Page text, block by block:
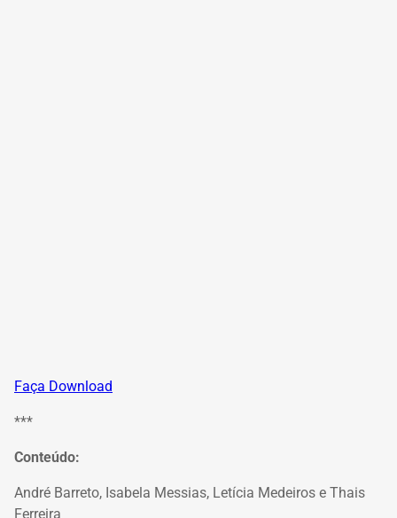
Faça Download
***
Conteúdo:
André Barreto, Isabela Messias, Letícia Medeiros e Thais
Ferreira